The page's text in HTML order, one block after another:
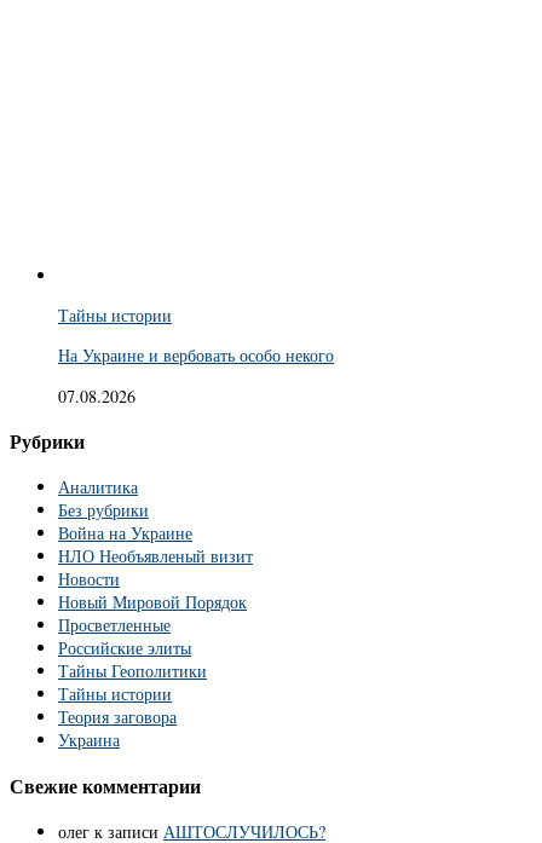
Тайны истории
На Украине и вербовать особо некого
07.08.2026
Рубрики
Аналитика
Без рубрики
Война на Украине
НЛО Необъявленый визит
Новости
Новый Мировой Порядок
Просветленные
Российские элиты
Тайны Геополитики
Тайны истории
Теория заговора
Украина
Свежие комментарии
олег к записи АШТОСЛУЧИЛОСЬ?